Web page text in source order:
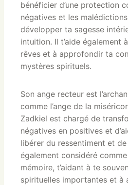
bénéficier d’une protection
négatives et les
développer ta sagesse
intuition. Il t’aide également
rêves et à approfondir ta
mystères spirituels.
Son ange recteur est
comme l’ange de la
Zadkiel est chargé de
négatives en positives et
libérer du ressentiment et
également considéré
mémoire, t’aidant à te
spirituelles importantes et à